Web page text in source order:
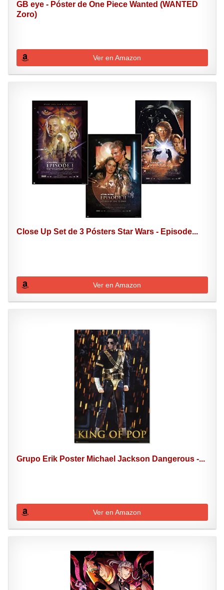
GB eye - Póster de One Piece Wanted (WANTED
Zoro)
Ver en Amazon
Close Up Set de 3 Pósters Star Wars - Episode...
Ver en Amazon
Grupo Erik Poster Michael Jackson Dangerous -...
Ver en Amazon